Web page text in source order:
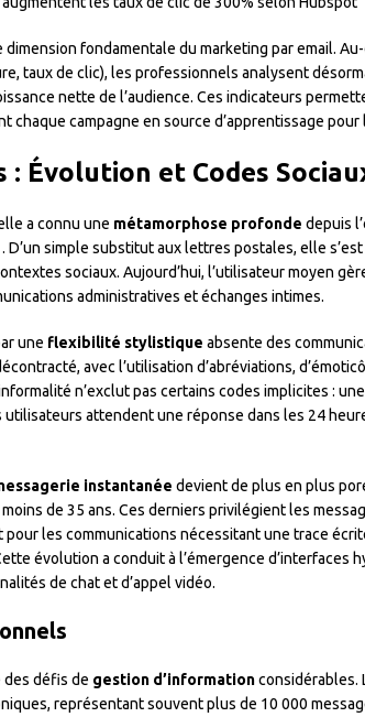
fondamentale du marketing par email.
taux de clic), les professionnels analysent
nette de l’audience. Ces indicateurs
campagne en source d’apprentissage pour
: Évolution et Codes
a connu une métamorphose profonde depuis
D’un simple substitut aux lettres postales, elle
sociaux. Aujourd’hui, l’utilisateur moyen
administratives et échanges intimes.
une flexibilité stylistique absente des
avec l’utilisation d’abréviations,
n’exclut pas certains codes implicites :
attendent une réponse dans les 24
instantanée devient de plus en plus
de 35 ans. Ces derniers privilégient les
les communications nécessitant une trace
évolution a conduit à l’émergence d’interfaces
de chat et d’appel vidéo.
des défis de gestion d’informationconsidérables.
représentant souvent plus de 10 000